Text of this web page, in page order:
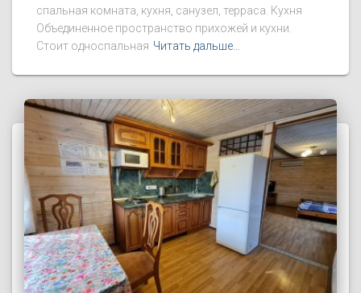
спальная комната, кухня, санузел, терраса. Кухня
Объединенное пространство прихожей и кухни.
Стоит односпальная Читать дальше…